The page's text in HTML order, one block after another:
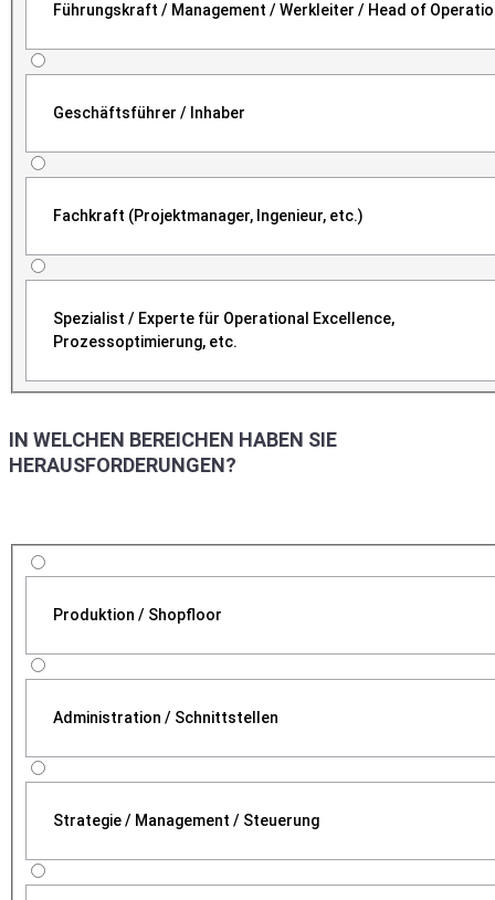
Führungskraft / Management / Werkleiter / Head of
Geschäftsführer / Inhaber
Fachkraft (Projektmanager, Ingenieur, etc.)
Spezialist / Experte für Operational Excellence,
Prozessoptimierung, etc.
IN WELCHEN BEREICHEN HABEN SIE
HERAUSFORDERUNGEN?
Produktion / Shopfloor
Administration / Schnittstellen
Strategie / Management / Steuerung